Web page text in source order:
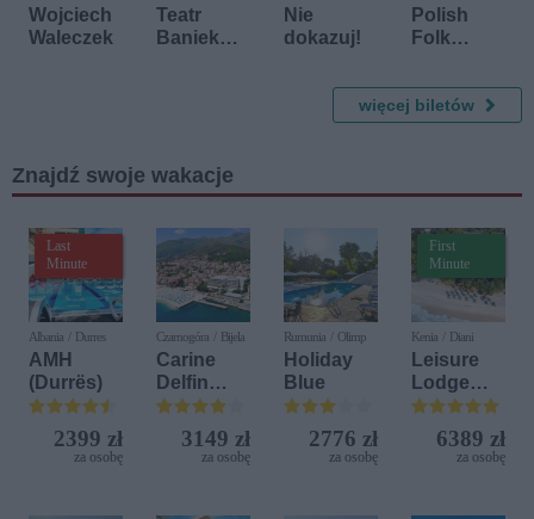
2 października 2026
Wojciech
Waleczek
4 października 2026
Teatr
Baniek
"
4 października 2026
Nie
dokazuj!
Polish
Folk
Quartet
więcej biletów
Znajdź swoje wakacje
Last
Minute
Albania / Durres
AMH
(Durrës)
2399 zł
za osobę
Czarnogóra / Bijela
Carine
Delfin
Bijela (ex.
Iberostar
Bijela
3149 zł
za osobę
Rumunia / Olimp
Holiday
Blue
2776 zł
za osobę
First
Minute
Kenia / Diani
Leisure
Lodge
Beach &
Golf
Resort by
6389 zł
za osobę